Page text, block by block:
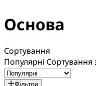
Основа
Сортування
Популярні Сортування
Фільтри